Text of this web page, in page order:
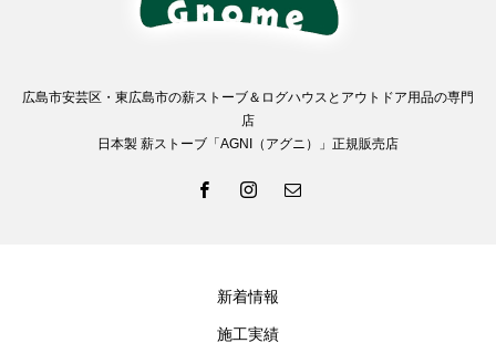
広島市安芸区・東広島市の薪ストーブ＆ログハウスとアウトドア用品の専門
店
日本製 薪ストーブ「AGNI（アグニ）」正規販売店
新着情報
施工実績